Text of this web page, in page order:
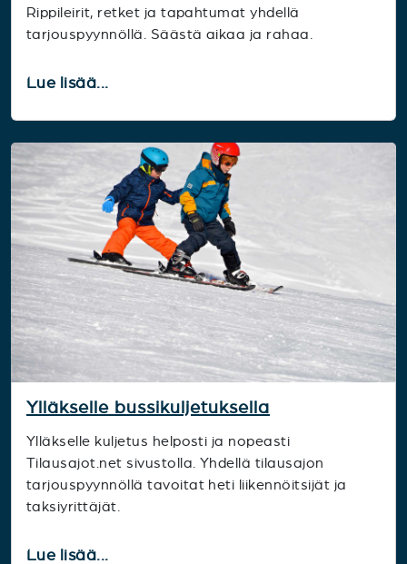
Rippileirit, retket ja tapahtumat yhdellä
tarjouspyynnöllä. Säästä aikaa ja rahaa.
Lue lisää...
Ylläkselle bussikuljetuksella
Ylläkselle kuljetus helposti ja nopeasti
Tilausajot.net sivustolla. Yhdellä tilausajon
tarjouspyynnöllä tavoitat heti liikennöitsijät ja
taksiyrittäjät.
Lue lisää...